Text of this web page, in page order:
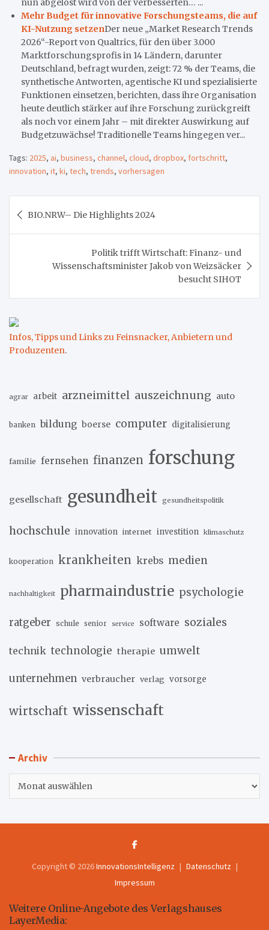
nun abgelöst wird von der verbesserten… ...
Mehr Budget für innovative Forschungsteams, die auf
KI-Nutzung setzenDer neue „Market Research Trends
2026“-Report von Qualtrics, für den über 3.000
Marktforschungsprofis in 14 Ländern, darunter
Deutschland, befragt wurden, zeigt: 72 % der Teams, die
synthetische Antworten, agentische KI und spezialisierte
Funktionen einsetzen, berichten, dass ihre Organisation
heute deutlich stärker auf ihre Forschung zurückgreift
als noch vor einem Jahr – mit direkter Auswirkung auf
Budgetzuwächse! Traditionelle Teams hingegen ver...
Tags: 2025, ai, business, channel, cloud, dropbox, fortschritt,
innovation, it, ki, tech, trends, vorhersagen
BIO.NRW– Die Highlights 2024
Politik trifft Wirtschaft: Finanz- und
Wissenschaftsminister Jakob von Weizsäcker
besucht SIHOT
Infos, Tipps und Links zu Feinsnacker, Anbietern und
Produzenten.
agrar arbeit arzneimittel auszeichnung auto
banken bildung boerse computer digitalisierung
familie fernsehen finanzen forschung
gesellschaft gesundheit gesundheitspolitik
hochschule innovation internet investition klimaschutz
kooperation krankheiten krebs medien
nachhaltigkeit pharmaindustrie psychologie
ratgeber schule senior service software soziales
technik technologie therapie umwelt
unternehmen verbraucher verlag vorsorge
wirtschaft wissenschaft
Archiv
Copyright © 2026InnovationsIntelligenz
Datenschutz
Impressum
Weitere Online-Angebote des Verlagshauses
LayerMedia: